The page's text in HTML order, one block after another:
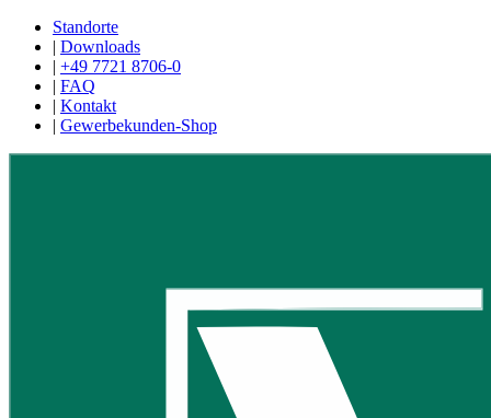
Standorte
| Downloads
| +49 7721 8706-0
| FAQ
| Kontakt
| Gewerbekunden-Shop